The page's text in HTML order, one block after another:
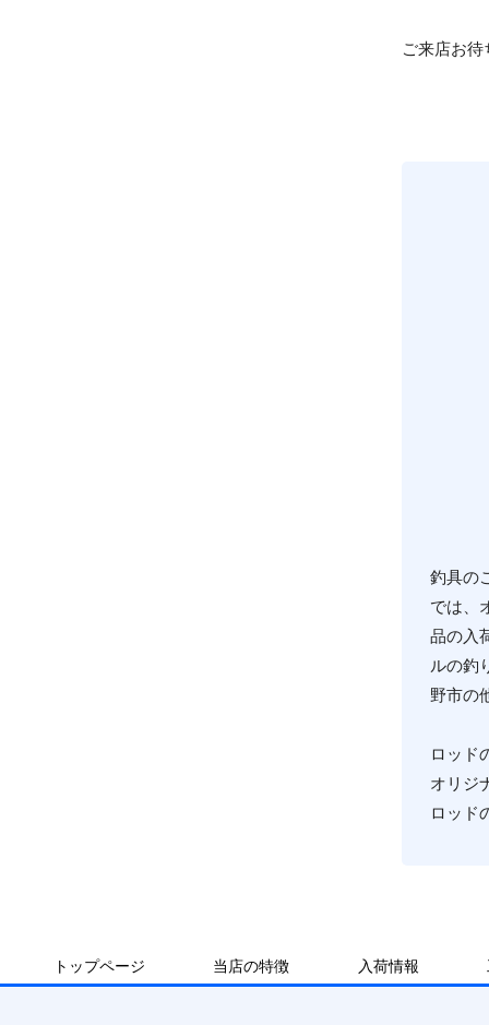
ご来店お
釣具の
では、
品の入
ルの釣
野市の
ロッド
オリジ
ロッド
トップページ 当店の特徴 入荷情報